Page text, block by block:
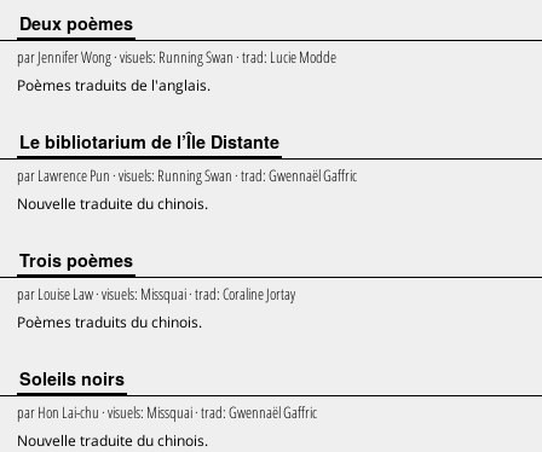
Deux poèmes
parJennifer Wong· visuels: Running Swan · trad: Lucie Modde
Poèmes traduits de l'anglais.
Le bibliotarium de l’Île Distante
parLawrence Pun · visuels: Running Swan · trad:Gwennaël Gaffric
Nouvelle traduite du chinois.
Trois poèmes
parLouise Law· visuels: Missquai· trad:Coraline Jortay
Poèmes traduits du chinois.
Soleils noirs
parHon Lai-chu · visuels: Missquai· trad:Gwennaël Gaffric
Nouvelle traduite du chinois.